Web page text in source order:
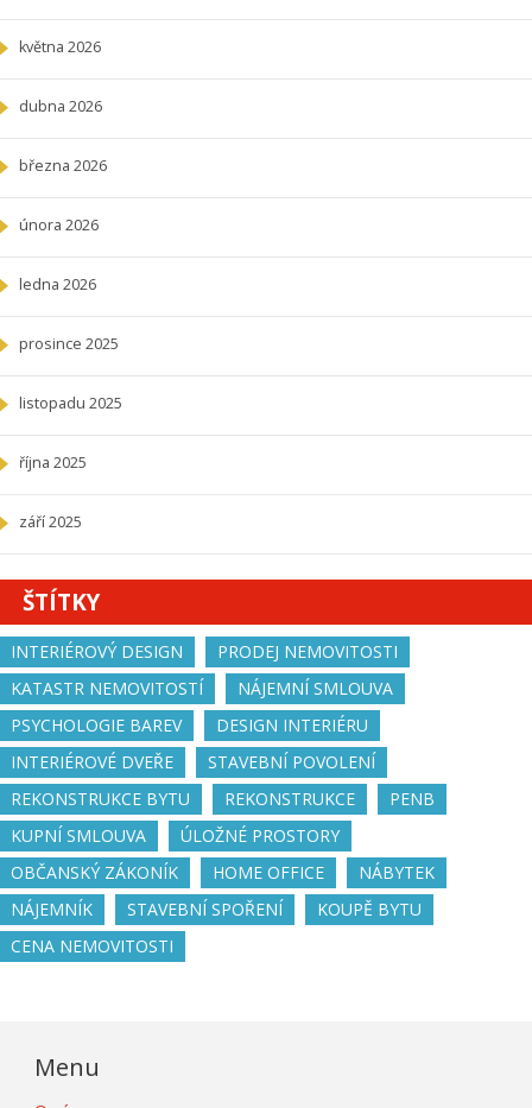
května 2026
dubna 2026
března 2026
února 2026
ledna 2026
prosince 2025
listopadu 2025
října 2025
září 2025
ŠTÍTKY
INTERIÉROVÝ DESIGN
PRODEJ NEMOVITOSTI
KATASTR NEMOVITOSTÍ
NÁJEMNÍ SMLOUVA
PSYCHOLOGIE BAREV
DESIGN INTERIÉRU
INTERIÉROVÉ DVEŘE
STAVEBNÍ POVOLENÍ
REKONSTRUKCE BYTU
REKONSTRUKCE
PENB
KUPNÍ SMLOUVA
ÚLOŽNÉ PROSTORY
OBČANSKÝ ZÁKONÍK
HOME OFFICE
NÁBYTEK
NÁJEMNÍK
STAVEBNÍ SPOŘENÍ
KOUPĚ BYTU
CENA NEMOVITOSTI
Menu